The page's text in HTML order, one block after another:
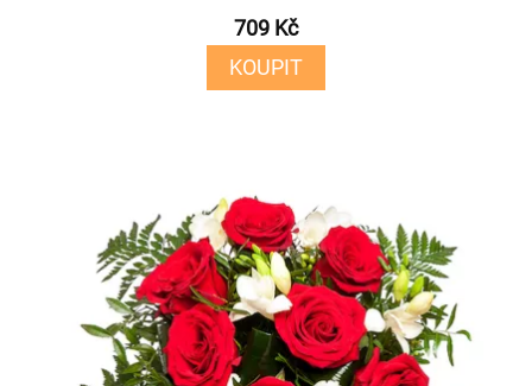
709 Kč
KOUPIT